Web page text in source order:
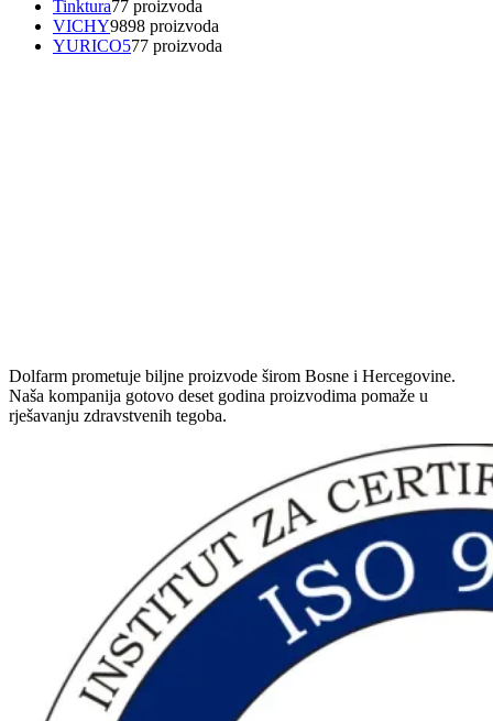
Tinktura77 proizvoda
VICHY9898 proizvoda
YURICO577 proizvoda
Dolfarm prometuje biljne proizvode širom Bosne i Hercegovine.
Naša kompanija gotovo deset godina proizvodima pomaže u
rješavanju zdravstvenih tegoba.